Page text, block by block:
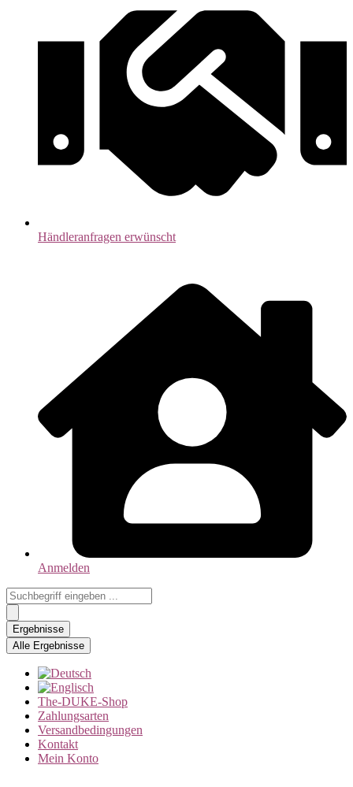
Händleranfragen erwünscht
Anmelden
Search
...
Ergebnisse
Alle Ergebnisse
The-DUKE-Shop
Zahlungsarten
Versandbedingungen
Kontakt
Mein Konto